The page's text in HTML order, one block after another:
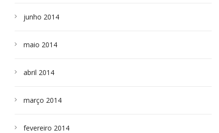
junho 2014
maio 2014
abril 2014
março 2014
fevereiro 2014